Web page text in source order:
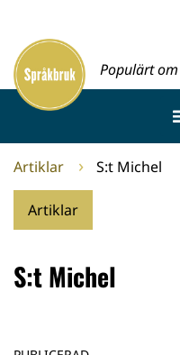
innehållet
Framsida
Populärt
Artiklar S:t Michel
Artiklar
S:t Michel